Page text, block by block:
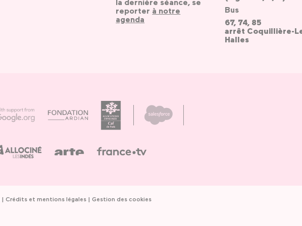
la dernière séance, se
reporter à notre
agenda
Bus
67, 74, 85
arrêt Coquillière-
Halles
Crédits et mentions légales Gestion des cookies